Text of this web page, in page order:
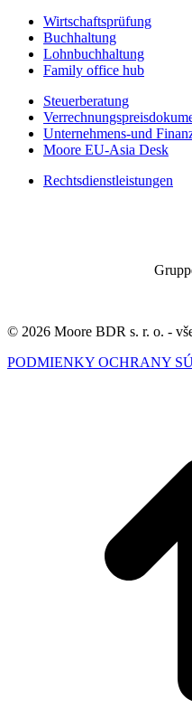
Wirtschaftsprüfung
Buchhaltung
Lohnbuchhaltung
Family office hub
Steuerberatung
Unternehmens-und
Moore EU-Asia Desk
Rechtsdienstleistungen
© 2026 Moore BDR s. r. o. -
PODMIENKY OCHRANY